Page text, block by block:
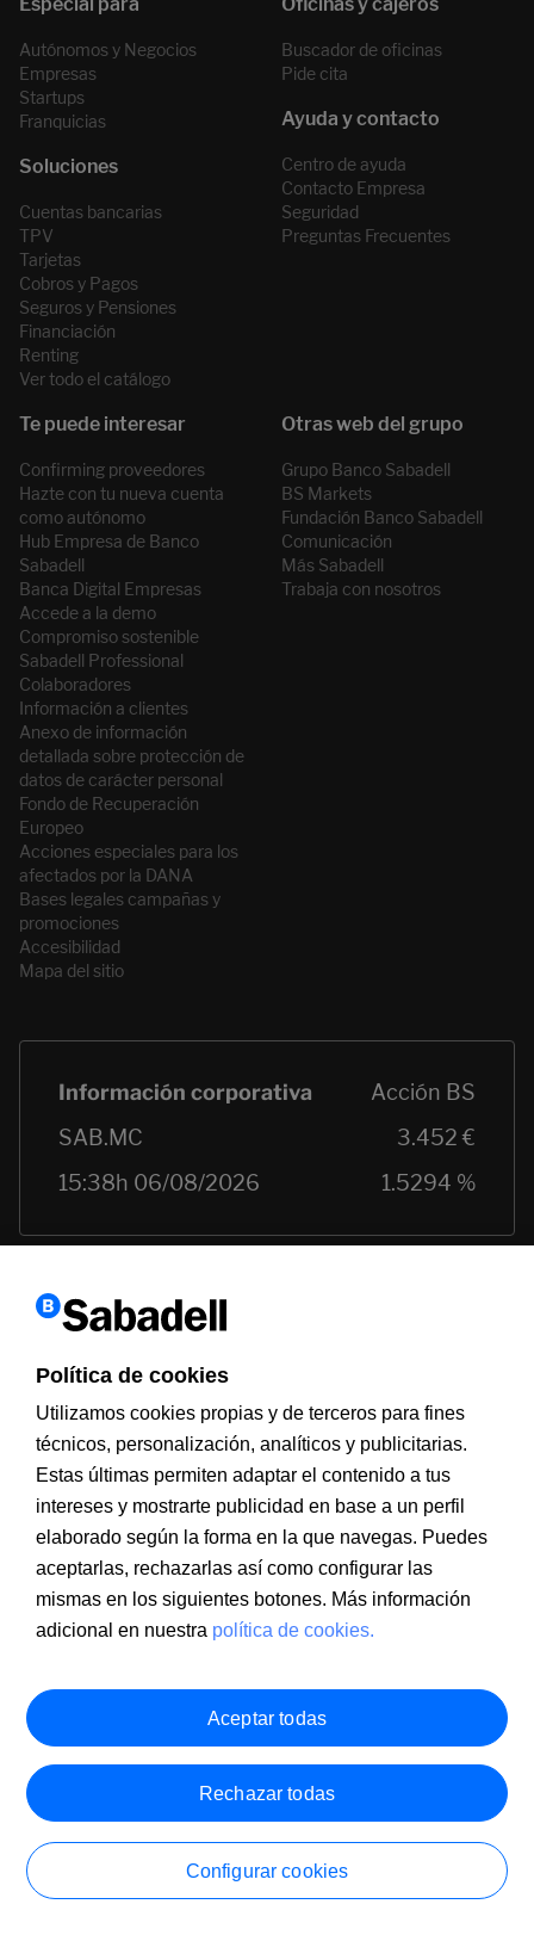
Autónomos y Negocios
Empresas
Startups
Franquicias
Cuentas bancarias
TPV
Tarjetas
Cobros y Pagos
Seguros y Pensiones
Financiación
Renting
Ver todo el catálogo
Buscador de oficinas
Pide cita
Centro de ayuda
Contacto Empresa
Seguridad
Preguntas Frecuentes
Confirming proveedores
Hazte con tu nueva cuenta
como autónomo
Hub Empresa de Banco
Sabadell
Banca Digital Empresas
Accede a la demo
Compromiso sostenible
Sabadell Professional
Colaboradores
Información a clientes
Anexo de información
detallada sobre protección de
datos de carácter personal
Fondo de Recuperación
Europeo
Acciones especiales para los
afectados por la DANA
Bases legales campañas y
promociones
Accesibilidad
Mapa del sitio
Grupo Banco Sabadell
BS Markets
Fundación Banco Sabadell
Comunicación
Más Sabadell
Trabaja con nosotros
Información a clientesPSD2
MIFIDDocumentación PRIIPS
Aviso legalPolítica de cookies
SeguridadAtención al cliente
Política de cookies
Utilizamos cookies propias y de terceros para fines
técnicos, personalización, analíticos y publicitarias.
Estas últimas permiten adaptar el contenido a tus
intereses y mostrarte publicidad en base a un perfil
elaborado según la forma en la que navegas. Puedes
aceptarlas, rechazarlas así como configurar las
mismas en los siguientes botones. Más información
adicional en nuestra política de cookies.
Configurar cookies
Rechazar todas
Aceptar todas